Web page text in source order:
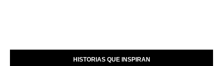
HISTORIAS QUE INSPIRAN